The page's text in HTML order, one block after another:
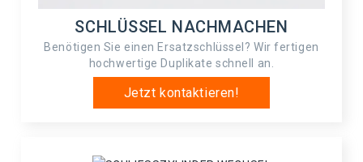
SCHLÜSSEL NACHMACHEN
Benötigen Sie einen Ersatzschlüssel? Wir fertigen
hochwertige Duplikate schnell an.
Jetzt kontaktieren!